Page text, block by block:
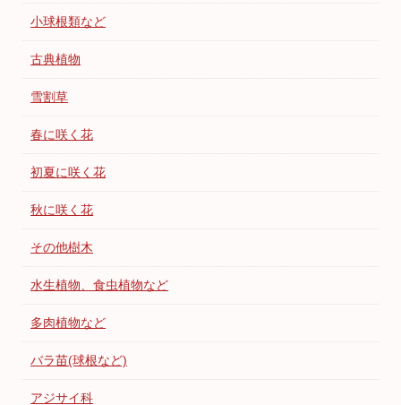
小球根類など
古典植物
雪割草
春に咲く花
初夏に咲く花
秋に咲く花
その他樹木
水生植物、食虫植物など
多肉植物など
バラ苗(球根など)
アジサイ科